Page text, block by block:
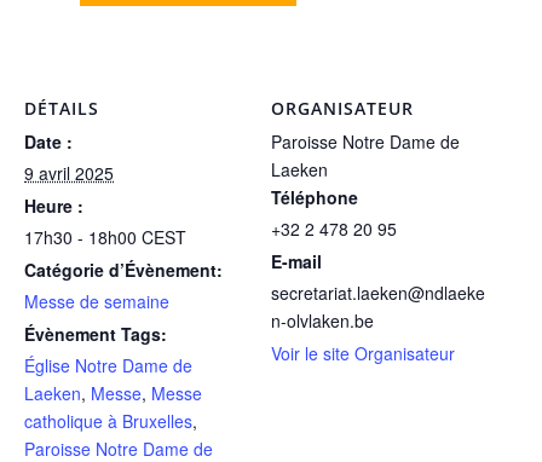
DÉTAILS
Date :
9 avril 2025
Heure :
17h30 - 18h00 CEST
Catégorie d’Évènement:
Messe de semaine
Évènement Tags:
Église Notre Dame de
Laeken, Messe, Messe
catholique à Bruxelles,
Paroisse Notre Dame de
ORGANISATEUR
Paroisse Notre Dame de
Laeken
Téléphone
+32 2 478 20 95
E-mail
secretariat.laeken@ndlaeke
n-olvlaken.be
Voir le site Organisateur